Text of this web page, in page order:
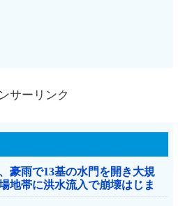
サーリンク
豪雨で13基の水門を開き大規
地帯に洪水流入で崩壊はじま